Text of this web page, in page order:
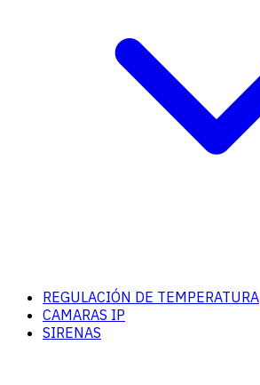
REGULACIÓN DE TEMPERATURA
CAMARAS IP
SIRENAS